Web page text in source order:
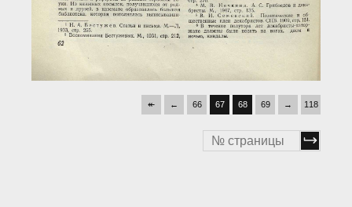
↞ ← 66 67 68 69 → 118